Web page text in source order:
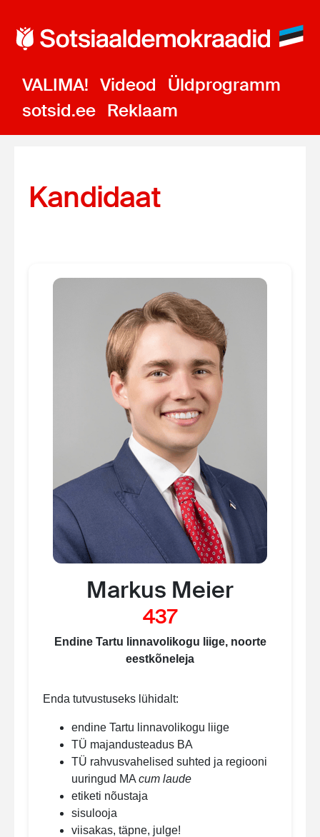
VALIMA! Videod
Üldprogramm
sotsid.ee Reklaam
Kandidaat
Markus Meier
437
Endine Tartu linnavolikogu liige, noorte
eestkõneleja
Enda tutvustuseks lühidalt:
endine Tartu linnavolikogu liige
TÜ majandusteadus BA
TÜ rahvusvahelised suhted ja regiooni
uuringud MA cum laude
etiketi nõustaja
sisulooja
viisakas, täpne, julge!